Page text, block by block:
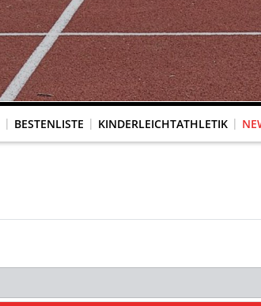
BESTENLISTE KINDERLEICHTATHLETIK